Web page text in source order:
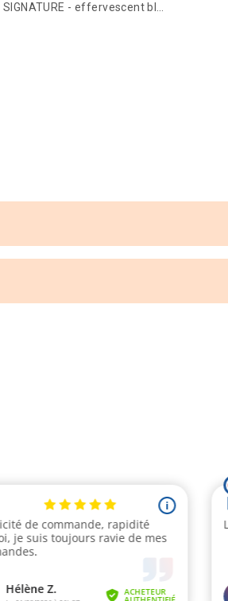
PIERRE ZERO SIGNATURE - effervescent blanc - Boisson sans alcool - 75 cl